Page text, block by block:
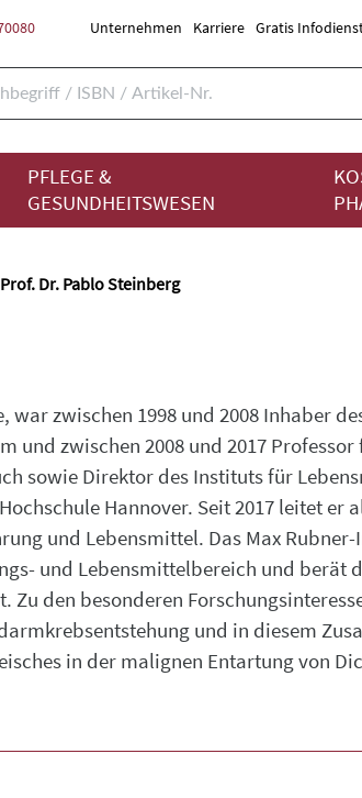
Unternehmen Karriere Gratis
PFLEGE &
GESUNDHEITSWESEN
Prof. Dr. Pablo Steinberg
zwischen 1998 und 2008 Inhaber
und zwischen 2008 und 2017
sowie Direktor des Instituts für
Hannover. Seit 2017 leitet er
und Lebensmittel. Das Max
und Lebensmittelbereich und berät
den besonderen
und in diesem
in der malignen Entartung von